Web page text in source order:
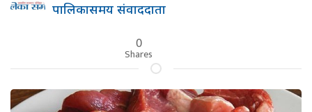
पालिकासमय संवाददाता
0
Shares